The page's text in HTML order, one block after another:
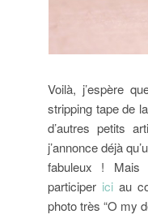
Voilà, j’espère
stripping tape de
d’autres petits
j’annonce déjà
fabuleux ! Mais
participer ici au
photo très “O my